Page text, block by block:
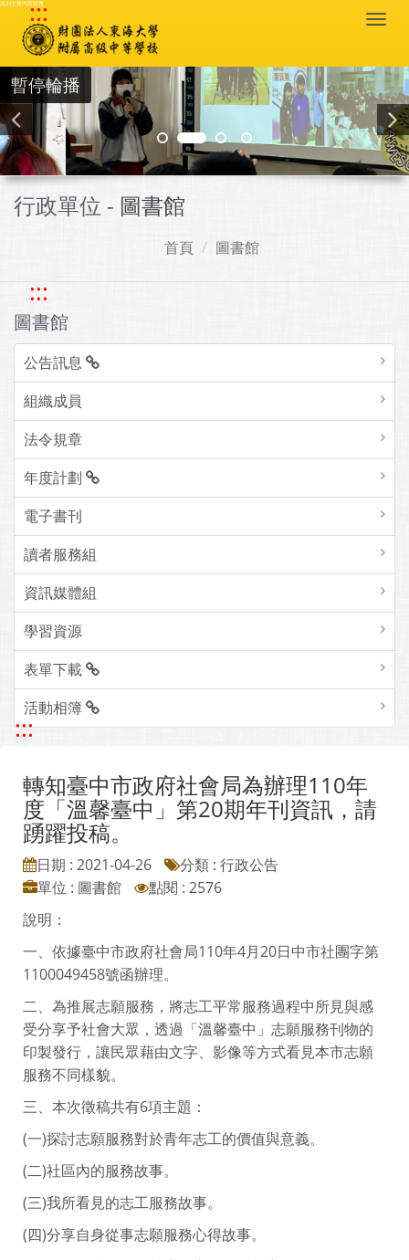
跳到主要內容區塊
:::
暫停輪播
圖書館
:::
圖書館
公告訊息
組織成員
法令規章
年度計劃
電子書刊
讀者服務組
資訊媒體組
學習資源
表單下載
:::
轉知臺中市政府社會局為辦理110年
度「溫馨臺中」第20期年刊資訊，請
踴躍投稿。
單位 : 圖書館
說明：
1100049458號函辦理。
二、為推展志願服務，將志工平常服務過程中所見與感
受分享予社會大眾，透過「溫馨臺中」志願服務刊物的
服務不同樣貌。
三、本次徵稿共有6項主題：
(一)探討志願服務對於青年志工的價值與意義。
(二)社區內的服務故事。
(三)我所看見的志工服務故事。